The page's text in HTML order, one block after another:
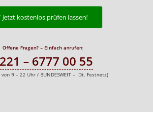
Jetzt kostenlos prüfen lassen!
Offene Fragen? – Einfach anrufen:
– 6777 00 55
von 9 – 22 Uhr / BUNDESWEIT – Dt. Festnetz)